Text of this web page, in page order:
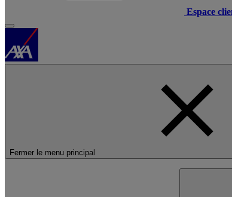
Espace
Fermer le menu principal